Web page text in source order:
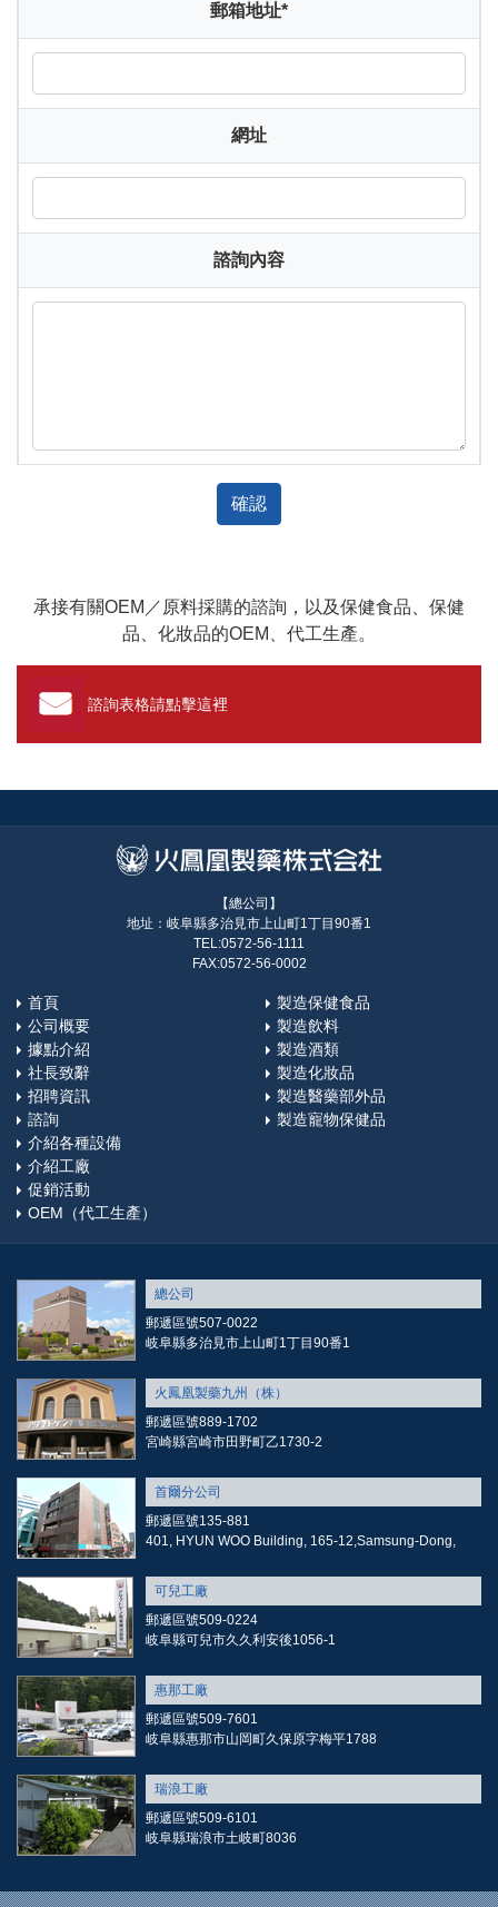
郵箱地址*
網址
諮詢內容
確認
承接有關OEM／原料採購的諮詢，以及保健食品、保健
品、化妝品的OEM、代工生產。
諮詢表格請點擊這裡
【總公司】
地址：岐阜縣多治見市上山町1丁目90番1
TEL:0572-56-1111
FAX:0572-56-0002
首頁
公司概要
據點介紹
社長致辭
招聘資訊
諮詢
製造保健食品
製造飲料
製造酒類
製造化妝品
製造醫藥部外品
製造寵物保健品
介紹各種設備
介紹工廠
促銷活動
OEM（代工生產）
總公司
郵遞區號507-0022
岐阜縣多治見市上山町1丁目90番1
火鳳凰製藥九州（株）
郵遞區號889-1702
宮崎縣宮崎市田野町乙1730-2
首爾分公司
郵遞區號135-881
401, HYUN WOO Building, 165-12,Samsung-Dong,
可兒工廠
郵遞區號509-0224
岐阜縣可兒市久久利安後1056-1
惠那工廠
郵遞區號509-7601
岐阜縣惠那市山岡町久保原字梅平1788
瑞浪工廠
郵遞區號509-6101
岐阜縣瑞浪市土岐町8036